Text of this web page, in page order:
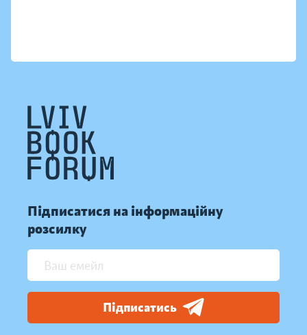
Підписатися на інформаційну
розсилку
Підписатись